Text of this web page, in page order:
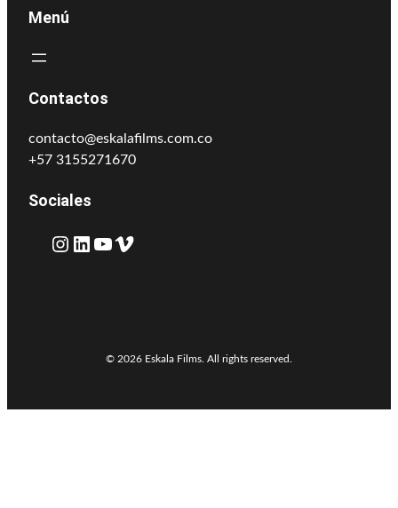
Menú
Contactos
contacto@eskalafilms.com.co
+57 3155271670
Sociales
Instagram LinkedIn YouTube Vimeo
© 2026 Eskala Films. All rights reserved.